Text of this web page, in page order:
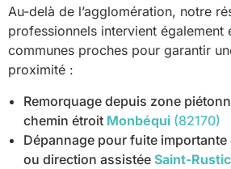
Au-delà de l’agglomération, notre
professionnels intervient également
communes proches pour garantir
proximité :
Remorquage depuis zone
chemin étroit Monbéqui (82170)
Dépannage pour fuite
ou direction assistée Saint-